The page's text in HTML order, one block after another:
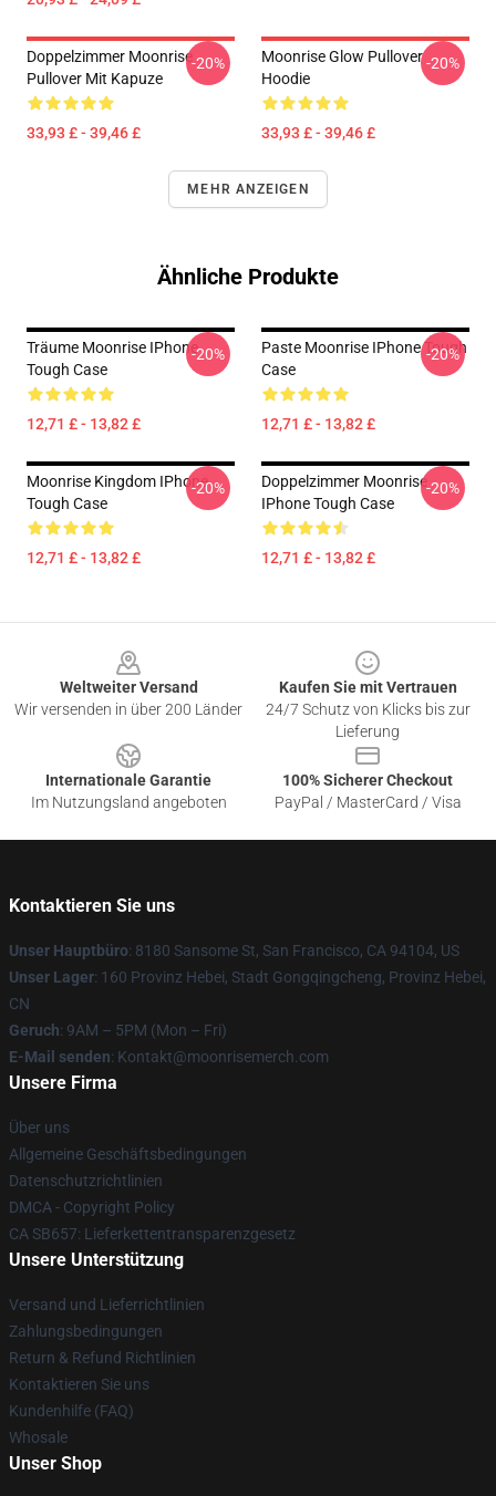
Doppelzimmer Moonrise
Pullover Mit Kapuze
33,93 £ - 39,46 £
-20%
Moonrise Glow Pullover
Hoodie
33,93 £ - 39,46 £
-20%
MEHR ANZEIGEN
Ähnliche Produkte
Träume Moonrise IPhone
Tough Case
12,71 £ - 13,82 £
-20%
Paste Moonrise IPhone Tough
Case
12,71 £ - 13,82 £
-20%
Moonrise Kingdom IPhone
Tough Case
12,71 £ - 13,82 £
-20%
Doppelzimmer Moonrise
IPhone Tough Case
12,71 £ - 13,82 £
-20%
Weltweiter Versand
Wir versenden in über 200 Länder
Kaufen Sie mit Vertrauen
24/7 Schutz von Klicks bis zur
Lieferung
Internationale Garantie
Im Nutzungsland angeboten
100% Sicherer Checkout
PayPal / MasterCard / Visa
Kontaktieren Sie uns
Unser Hauptbüro: 8180 Sansome St, San Francisco, CA 94104, US
Unser Lager: 160 Provinz Hebei, Stadt Gongqingcheng, Provinz Hebei,
CN
Geruch: 9AM – 5PM (Mon – Fri)
E-Mail senden: Kontakt@moonrisemerch.com
Unsere Firma
Über uns
Allgemeine Geschäftsbedingungen
Datenschutzrichtlinien
DMCA - Copyright Policy
CA SB657: Lieferkettentransparenzgesetz
Unsere Unterstützung
Versand und Lieferrichtlinien
Zahlungsbedingungen
Return & Refund Richtlinien
Kontaktieren Sie uns
Kundenhilfe (FAQ)
Whosale
Unser Shop